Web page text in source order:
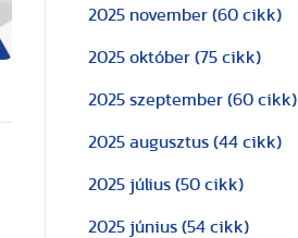
2025 november (60 cikk)
2025 október (75 cikk)
2025 szeptember (60 cikk)
2025 augusztus (44 cikk)
2025 július (50 cikk)
2025 június (54 cikk)